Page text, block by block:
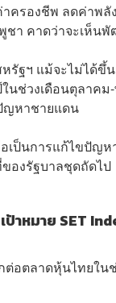
ครองชีพ ลดค่าพ
า คาดว่าจะเห็น
รัฐฯ แม้จะไม่ได้
นช่วงเดือนตุลาค
ญหาชายแดน
เป็นการแก้ไขปัญ
องรัฐบาลชุดถัดไป
าหมาย SET
ต่อตลาดหุ้นไทยใ